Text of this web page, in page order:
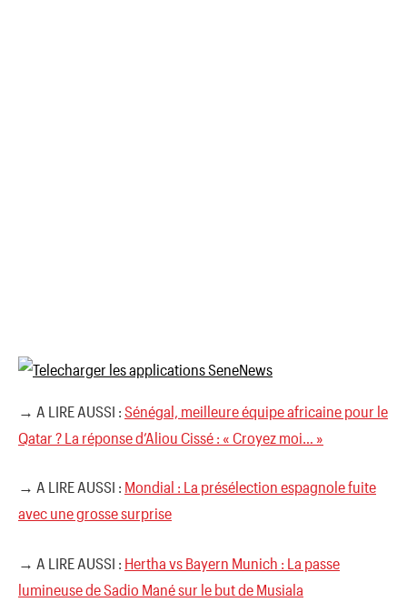
→ A LIRE AUSSI : Sénégal, meilleure équipe africaine pour le
Qatar ? La réponse d’Aliou Cissé : « Croyez moi… »
→ A LIRE AUSSI : Mondial : La présélection espagnole fuite
avec une grosse surprise
→ A LIRE AUSSI : Hertha vs Bayern Munich : La passe
lumineuse de Sadio Mané sur le but de Musiala